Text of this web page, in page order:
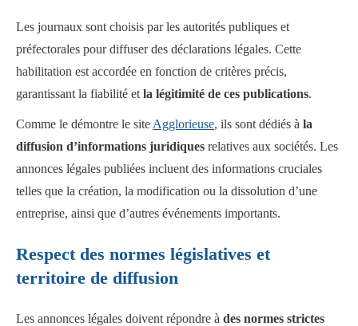
Les journaux sont choisis par les autorités publiques et
préfectorales pour diffuser des déclarations légales. Cette
habilitation est accordée en fonction de critères précis,
garantissant la fiabilité et la légitimité de ces publications.
Comme le démontre le site Agglorieuse, ils sont dédiés à la
diffusion d’informations juridiques relatives aux sociétés. Les
annonces légales publiées incluent des informations cruciales
telles que la création, la modification ou la dissolution d’une
entreprise, ainsi que d’autres événements importants.
Respect des normes législatives et
territoire de diffusion
Les annonces légales doivent répondre à des normes strictes